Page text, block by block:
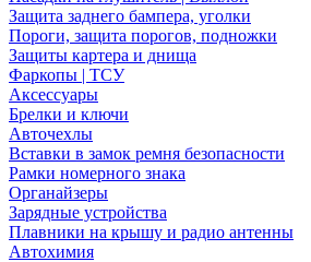
Защита заднего бампера, уголки
Пороги, защита порогов, подножки
Защиты картера и днища
Фаркопы | ТСУ
Аксессуары
Брелки и ключи
Авточехлы
Вставки в замок ремня безопасности
Рамки номерного знака
Органайзеры
Зарядные устройства
Плавники на крышу и радио антенны
Автохимия